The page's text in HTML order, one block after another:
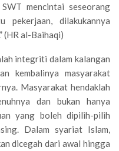
mencintai seseorang
pekerjaan, dilakukannya
(HR al-Baihaqi)
integriti dalam kalangan
kembalinya masyarakat
Masyarakat hendaklah
dan bukan hanya
yang boleh dipilih-pilih
Dalam syariat Islam,
dicegah dari awal hingga